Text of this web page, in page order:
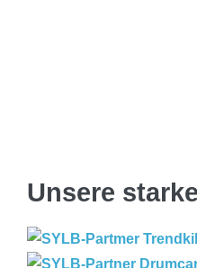
Unsere